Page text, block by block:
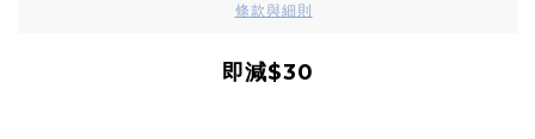
條款與細則
即減$30